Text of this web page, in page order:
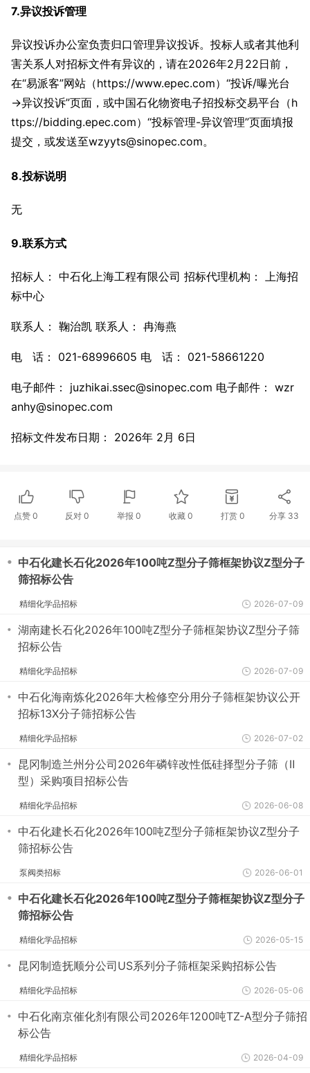
7.异议投诉管理
异议投诉办公室负责归口管理异议投诉。投标人或者其他利
害关系人对招标文件有异议的，请在2026年2月22日前，
在“易派客”网站（https://www.epec.com）“投诉/曝光台
→异议投诉”页面，或中国石化物资电子招投标交易平台（h
ttps://bidding.epec.com）“投标管理-异议管理”页面填报
提交，或发送至wzyyts@sinopec.com。
8.投标说明
无
9.联系方式
招标人： 中石化上海工程有限公司 招标代理机构： 上海招
标中心
联系人： 鞠治凯 联系人： 冉海燕
电 话： 021-68996605 电 话： 021-58661220
电子邮件： juzhikai.ssec@sinopec.com 电子邮件： wzr
anhy@sinopec.com
招标文件发布日期： 2026年 2月 6日
点赞 0 反对0 举报 0 收藏 0 打赏 0 分享 33
・ 中石化建长石化2026年100吨Z型分子筛框架协议Z型分子
筛招标公告
精细化学品招标 2026-07-09
・ 湖南建长石化2026年100吨Z型分子筛框架协议Z型分子筛
招标公告
精细化学品招标 2026-07-09
・ 中石化海南炼化2026年大检修空分用分子筛框架协议公开
招标13X分子筛招标公告
精细化学品招标 2026-07-02
・ 昆冈制造兰州分公司2026年磷锌改性低硅择型分子筛（Ⅱ
型）采购项目招标公告
精细化学品招标 2026-06-08
・ 中石化建长石化2026年100吨Z型分子筛框架协议Z型分子
筛招标公告
泵阀类招标 2026-06-01
・ 中石化建长石化2026年100吨Z型分子筛框架协议Z型分子
筛招标公告
精细化学品招标 2026-05-15
・ 昆冈制造抚顺分公司US系列分子筛框架采购招标公告
精细化学品招标 2026-05-06
・ 中石化南京催化剂有限公司2026年1200吨TZ-A型分子筛招
标公告
精细化学品招标 2026-04-09